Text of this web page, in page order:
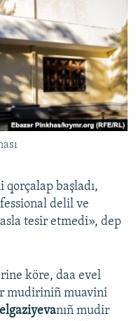
qorçalap başladı,
delil ve
tesir etmedi», dep
köre, daa evel
mudiriniñ muavini
nıñ mudir